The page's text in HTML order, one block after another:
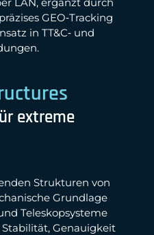
GEO‑Tracking
in TT&C‑ und
extreme
Strukturen von
Grundlage
Teleskopsysteme
Genauigkeit